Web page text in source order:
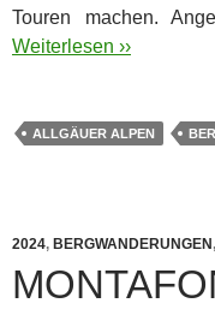
Touren machen.
Weiterlesen ››
ALLGÄUER ALPEN
2024, BERGWANDERUNGEN,